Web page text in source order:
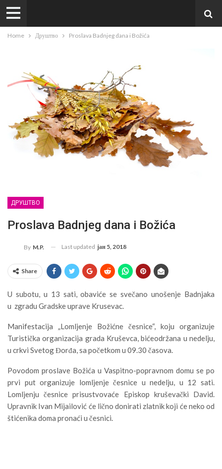
Home Друштво Proslava Badnjeg dana i Božića
ДРУШТВО
Proslava Badnjeg dana i Božića
By M.P. Last updated јан 5, 2018
Share
U subotu, u 13 sati, obaviće se svečano unošenje Badnjaka
u zgradu Gradske uprave Krusevac.
Manifestacija „Lomljenje Božićne česnice“, koju organizuje
Turistička organizacija grada Kruševca, bićeodržana u nedelju,
u crkvi Svetog Đorđa, sa početkom u 09.30 časova.
Povodom proslave Božića u Vaspitno-popravnom domu se po
prvi put organizuje lomljenje česnice u nedelju, u 12 sati.
Lomljenju česnice prisustvovaće Episkop kruševački David.
Upravnik Ivan Mijailović će lično donirati zlatnik koji će neko od
štićenika doma pronaći u česnici.